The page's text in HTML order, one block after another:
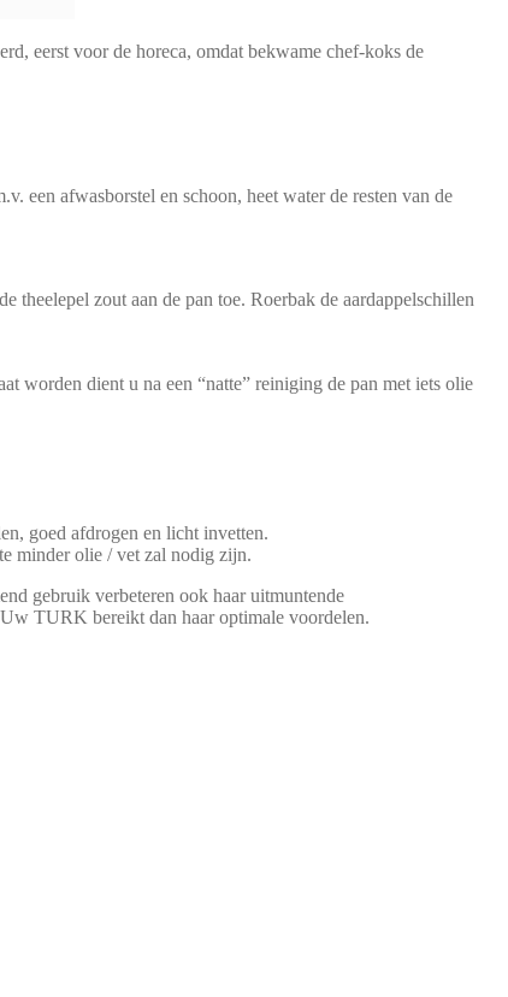
eerst voor de horeca, omdat bekwame chef-koks de
een afwasborstel en schoon, heet water de resten van de
theelepel zout aan de pan toe. Roerbak de aardappelschillen
worden dient u na een “natte” reiniging de pan met iets olie
goed afdrogen en licht invetten.
minder olie / vet zal nodig zijn.
gebruik verbeteren ook haar uitmuntende
TURK bereikt dan haar optimale voordelen.